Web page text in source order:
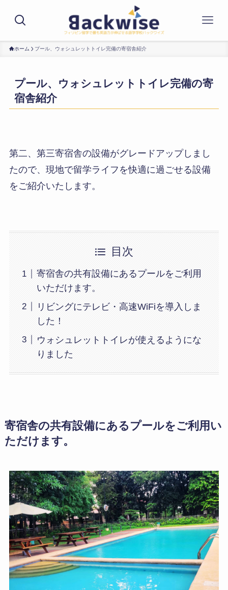
ホーム プール、ウォシュレットトイレ完備の寄宿舎紹介
プール、ウォシュレットトイレ完備の寄
宿舎紹介
第二、第三寄宿舎の設備がグレードアップしまし
たので、現地で留学ライフを快適に過ごせる設備
をご紹介いたします。
目次
寄宿舎の共有設備にあるプールをご利用
いただけます。
リビングにテレビ・高速WiFiを導入しま
した！
ウォシュレットトイレが使えるようにな
りました
寄宿舎の共有設備にあるプールをご利用い
ただけます。